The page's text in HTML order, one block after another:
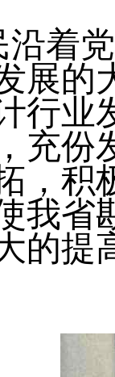
沿着
展的
行业
充份
，积
我省
的提